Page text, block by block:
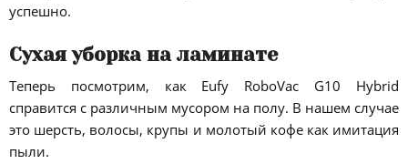
успешно.
Сухая уборка на ламинате
Теперь посмотрим, как Eufy RoboVac G10 Hybrid
справится с различным мусором на полу. В нашем случае
это шерсть, волосы, крупы и молотый кофе как имитация
пыли.